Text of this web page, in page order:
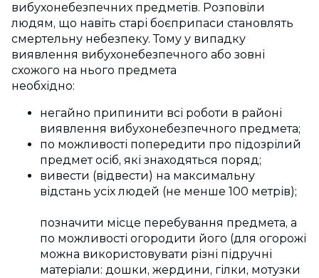
вибухонебезпечних предметів. Розповіли
людям, що навіть старі боєприпаси становлять
смертельну небезпеку. Тому у випадку
виявлення вибухонебезпечного або зовні
схожого на нього предмета
необхідно:
негайно припинити всі роботи в районі
виявлення вибухонебезпечного предмета;
по можливості попередити про підозрілий
предмет осіб, які знаходяться поряд;
вивести (відвести) на максимальну
відстань усіх людей (не менше 100 метрів);
позначити місце перебування предмета, а
по можливості огородити його (для огорожі
можна використовувати різні підручні
матеріали: дошки, жердини, гілки, мотузки